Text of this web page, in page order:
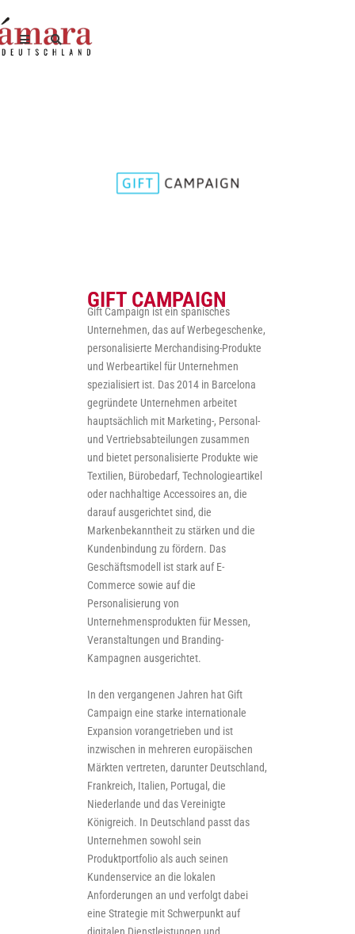
GIFT CAMPAIGN
Gift Campaign ist ein spanisches
Unternehmen, das auf Werbegeschenke,
personalisierte Merchandising-Produkte
und Werbeartikel für Unternehmen
spezialisiert ist. Das 2014 in Barcelona
gegründete Unternehmen arbeitet
hauptsächlich mit Marketing-, Personal-
und Vertriebsabteilungen zusammen
und bietet personalisierte Produkte wie
Textilien, Bürobedarf, Technologieartikel
oder nachhaltige Accessoires an, die
darauf ausgerichtet sind, die
Markenbekanntheit zu stärken und die
Kundenbindung zu fördern. Das
Geschäftsmodell ist stark auf E-
Commerce sowie auf die
Personalisierung von
Unternehmensprodukten für Messen,
Veranstaltungen und Branding-
Kampagnen ausgerichtet.
In den vergangenen Jahren hat Gift
Campaign eine starke internationale
Expansion vorangetrieben und ist
inzwischen in mehreren europäischen
Märkten vertreten, darunter Deutschland,
Frankreich, Italien, Portugal, die
Niederlande und das Vereinigte
Königreich. In Deutschland passt das
Unternehmen sowohl sein
Produktportfolio als auch seinen
Kundenservice an die lokalen
Anforderungen an und verfolgt dabei
eine Strategie mit Schwerpunkt auf